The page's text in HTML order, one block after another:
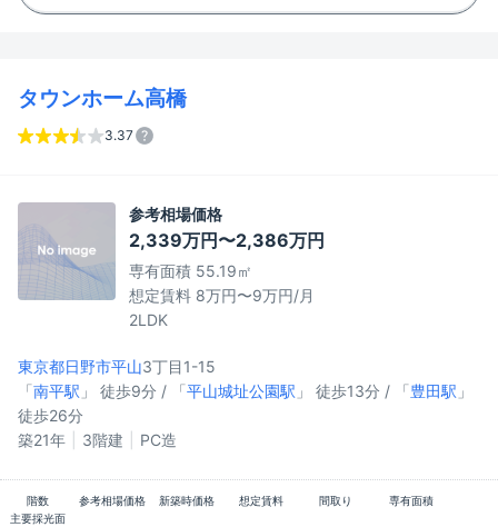
タウンホーム高橋
3.37
参考相場価格
2,339万円〜2,386万円
専有面積 55.19㎡
想定賃料 8万円〜9万円/月
2LDK
東京都日野市平山3丁目1-15
「南平駅 」 徒歩9分 / 「平山城址公園駅 」 徒歩13分 / 「豊田駅 」
徒歩26分
築21年
3階建 PC造
階数 参考相場価格 新築時価格 想定賃料 間取り
専有面積
主要採光面